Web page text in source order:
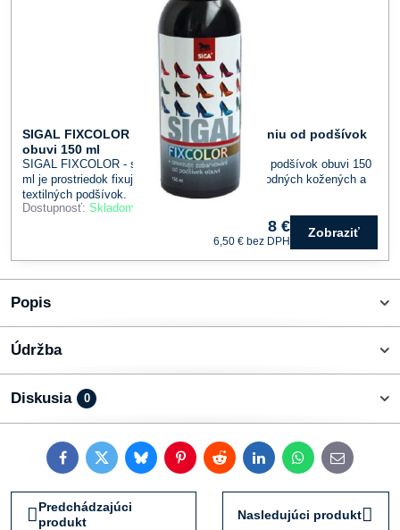
SIGAL FIXCOLOR - sprej proti zafarbovaniu od podšívok
obuvi 150 ml
SIGAL FIXCOLOR - sprej proti zafarbovaniu od podšívok obuvi 150
ml je prostriedok fixujúci farebný pigment u prírodných kožených a
textilných podšívok.
Dostupnosť: Skladom
8 €
6,50 € bez DPH
Zobraziť
Popis
Údržba
Diskusia 0
FacebookTwitterBlueskyPinterestRedditLinkedInWhatsApp
E-
mail
Predchádzajúci
produkt
Nasledujúci produkt